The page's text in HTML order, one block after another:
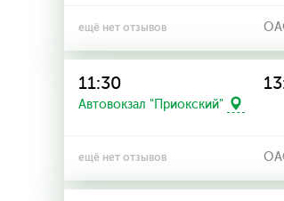
ещё нет отзывов
11:30
Автовокзал "Приокский"
ещё нет отзывов